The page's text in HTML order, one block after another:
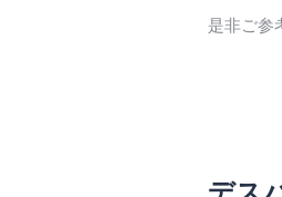
是非ご参